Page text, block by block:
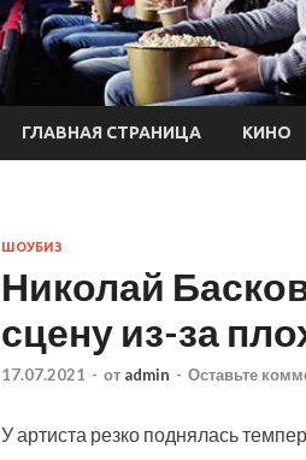
ГЛАВНАЯ СТРАНИЦА КИНО
ШОУБИЗ
Николай
сцену из-за
17.07.2021 - от admin - Оставьте
У артиста резко поднялась